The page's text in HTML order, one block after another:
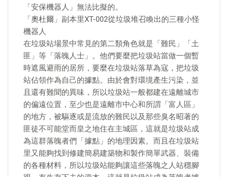
「安保機器人」無法比擬的。
「奧杜爾」副本里XT-002從垃圾堆召喚出的三種小怪
機器人
在垃圾站場景中常見的第二類角色就是「難民」「土
匪」等「落魄人士」。他們要麼把垃圾站當做一個暫
時遮風避雨的居所，要麼在垃圾站落草為寇，把垃圾
站佔領作為自己的據點。由於會對環境產生污染，並
且還有難聞的異味，所以垃圾站一般都建在遠離城市
的偏遠位置，至少也是遠離市中心和所謂「富人區」
的地方，被驅逐或是流放的難民以及那些臭名昭著的
匪徒不可能堂而皇之地住在主城區，這就是垃圾站成
為這群落魄者們「據點」的地理因素。而且在垃圾站
里又能夠找到修建簡易建築物和製作簡單武器、裝備
的各種材料，所以垃圾站能夠讓這些落魄之人站穩腳